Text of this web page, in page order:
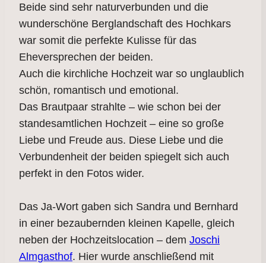
Beide sind sehr naturverbunden und die
wunderschöne Berglandschaft des Hochkars
war somit die perfekte Kulisse für das
Eheversprechen der beiden.
Auch die kirchliche Hochzeit war so unglaublich
schön, romantisch und emotional.
Das Brautpaar strahlte – wie schon bei der
standesamtlichen Hochzeit – eine so große
Liebe und Freude aus. Diese Liebe und die
Verbundenheit der beiden spiegelt sich auch
perfekt in den Fotos wider.
Das Ja-Wort gaben sich Sandra und Bernhard
in einer bezaubernden kleinen Kapelle, gleich
neben der Hochzeitslocation – dem Joschi
Almgasthof. Hier wurde anschließend mit